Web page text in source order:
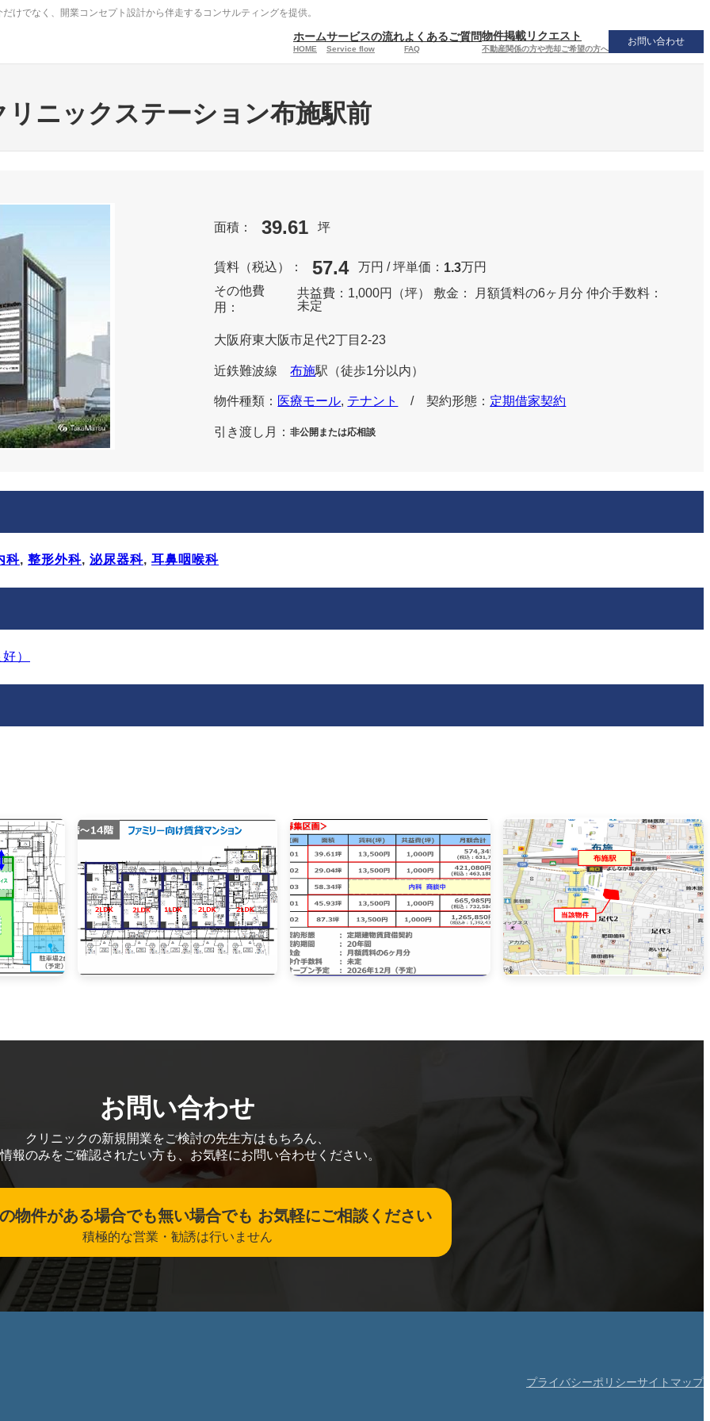
けでなく、開業コンセプト設計から伴走するコンサルティングを提供。
ホーム
HOME
サービスの流れ
Service flow
よくあるご質問
FAQ
物件掲載リクエスト
不動産関係の方や売却ご希望の方へ
お問い合わせ
リニックステーション布施駅前
面積： 39.61 坪
賃料（税込）： 57.4 万円 / 坪単価： 1.3万円
その他費
用：
共益費：1,000円（坪） 敷金： 月額賃料の6ヶ月分 仲介手数料：
未定
大阪府東大阪市足代2丁目2-23
近鉄難波線 布施駅 （徒歩1分以内）
物件種類： 医療モール, テナント / 契約形態： 定期借家契約
引き渡し月：非公開または応相談
科, 整形外科, 泌尿器科, 耳鼻咽喉科
）
お問い合わせ
クリニックの新規開業をご検討の先生方はもちろん、
報のみをご確認されたい方も、お気軽にお問い合わせください。
物件がある場合でも無い場合でも お気軽にご相談ください
積極的な営業・勧誘は行いません
プライバシーポリシーサイトマップ